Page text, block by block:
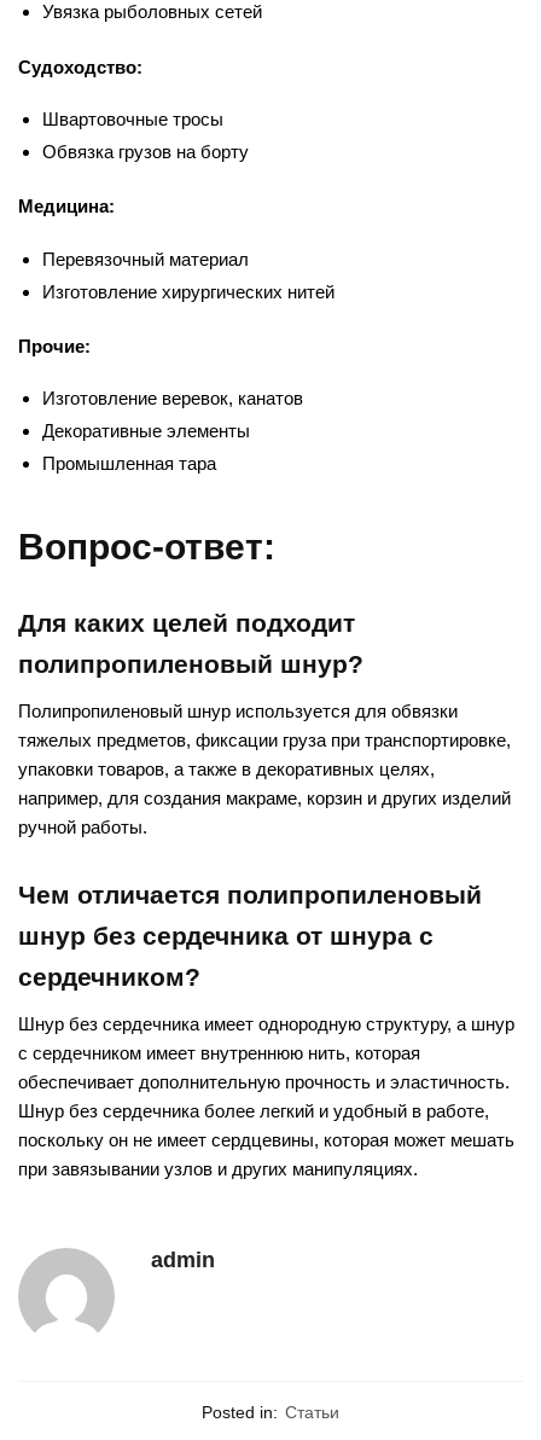
Увязка рыболовных сетей
Судоходство:
Швартовочные тросы
Обвязка грузов на борту
Медицина:
Перевязочный материал
Изготовление хирургических нитей
Прочие:
Изготовление веревок, канатов
Декоративные элементы
Промышленная тара
Вопрос-ответ:
Для каких целей подходит
полипропиленовый шнур?
Полипропиленовый шнур используется для обвязки
тяжелых предметов, фиксации груза при транспортировке,
упаковки товаров, а также в декоративных целях,
например, для создания макраме, корзин и других изделий
ручной работы.
Чем отличается полипропиленовый
шнур без сердечника от шнура с
сердечником?
Шнур без сердечника имеет однородную структуру, а шнур
с сердечником имеет внутреннюю нить, которая
обеспечивает дополнительную прочность и эластичность.
Шнур без сердечника более легкий и удобный в работе,
поскольку он не имеет сердцевины, которая может мешать
при завязывании узлов и других манипуляциях.
admin
Posted in: Статьи